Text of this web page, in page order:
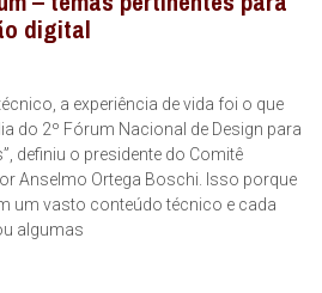
digital
a experiência de vida foi o que
do 2º Fórum Nacional de Design para
definiu o presidente do Comitê
Anselmo Ortega Boschi. Isso porque
um vasto conteúdo técnico e cada
algumas